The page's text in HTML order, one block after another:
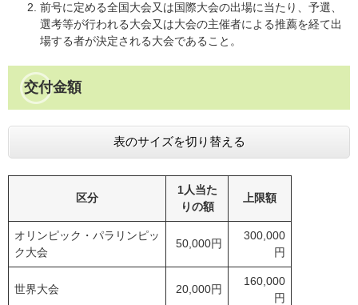
​​前号に定める全国大会又は国際大会の出場に当たり、予選、
選考等が行われる大会又は大会の主催者による推薦を経て出
場する者が決定される大会であること。
交付金額
表のサイズを切り替える
区分
1人当た
りの額
上限額
オリンピック・パラリンピッ
ク大会
50,000円
300,000
円
世界大会 20,000円
160,000
円